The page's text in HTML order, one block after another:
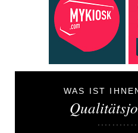
WAS IST